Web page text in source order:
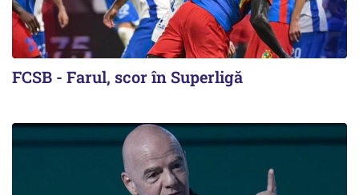
FCSB - Farul, scor în Superligă